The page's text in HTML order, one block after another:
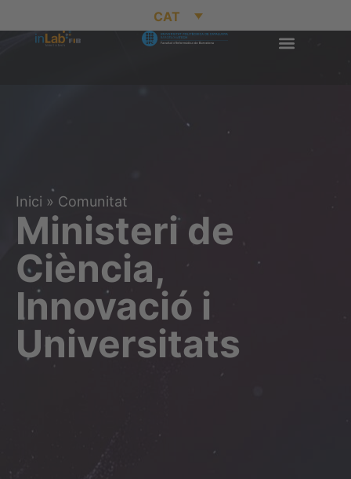
CAT
Inici » Comunitat
Ministeri de
Ciència,
Innovació i
Universitats